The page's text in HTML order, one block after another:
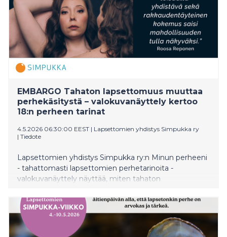
EMBARGO Tahaton lapsettomuus muuttaa
perhekäsitystä – valokuvanäyttely kertoo
18:n perheen tarinat
4.5.2026 06:30:00 EEST | Lapsettomien yhdistys Simpukka ry
| Tiedote
Lapsettomien yhdistys Simpukka ry:n Minun perheeni
- tahattomasti lapsettomien perhetarinoita -
valokuvanäyttely näyttää, miten tahaton
Simpukka palkitsi näyttelyn vapaaehtoiset
valokuvaajat Simpukan helmi -tunnustuksella.
Valokuvanäyttely Tampereella Cafe Kartanossa 5.–
31.5.2026 ja Simpukka ry:n verkkosivuilla 9.5.–31.12.2026.